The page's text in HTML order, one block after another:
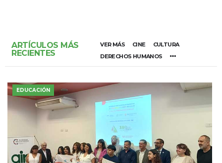
ARTÍCULOS MÁS
RECIENTES
VER MÁS CINE
CULTURA
DERECHOS HUMANOS
EDUCACIÓN